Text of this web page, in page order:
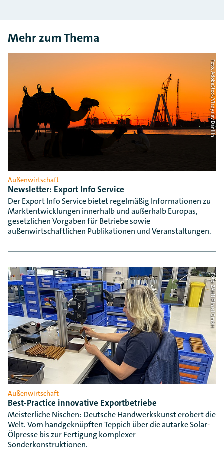
Mehr zum Thema
Foto: AdobeStock/Vladyslav Danilin
Außenwirtschaft
Newsletter: Export Info Service
Der Export Info Service bietet regelmäßig Informationen zu
Marktentwicklungen innerhalb und außerhalb Europas,
gesetzlichen Vorgaben für Betriebe sowie
außenwirtschaftlichen Publikationen und Veranstaltungen.
Foto: ZAHN Pinsel GmbH
Außenwirtschaft
Best-Practice innovative Exportbetriebe
Meisterliche Nischen: Deutsche Handwerkskunst erobert die
Welt. Vom handgeknüpften Teppich über die autarke Solar-
Ölpresse bis zur Fertigung komplexer
Sonderkonstruktionen.